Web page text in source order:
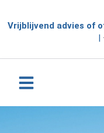
Vrijblijvend advies of
|